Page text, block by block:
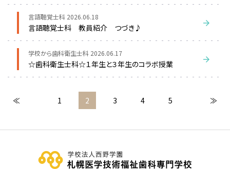
言語聴覚士科 2026.06.18
言語聴覚士科 教員紹介 つづき♪
学校から歯科衛生士科 2026.06.17
☆歯科衛生士科☆１年生と３年生のコラボ授業
≪ 1 2 3 4 5 ≫